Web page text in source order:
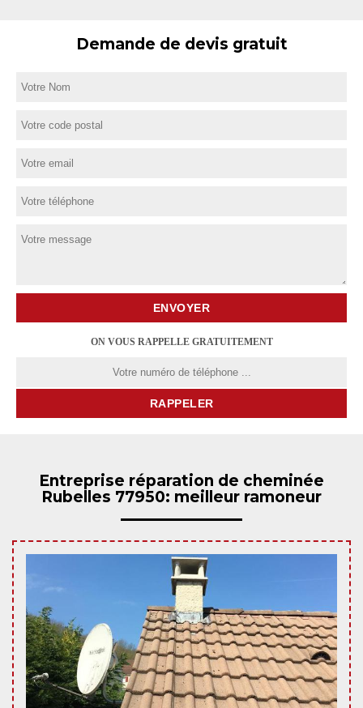
Demande de devis gratuit
ON VOUS RAPPELLE GRATUITEMENT
Entreprise réparation de cheminée
Rubelles 77950: meilleur ramoneur